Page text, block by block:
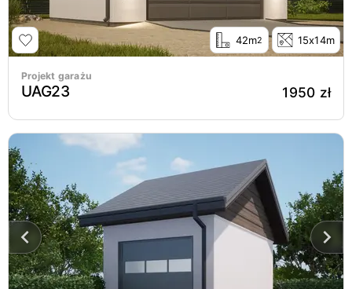
42m2 15x14m
Projekt garażu
UAG23 1950 zł